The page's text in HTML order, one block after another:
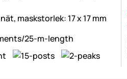
maskstorlek: 17 x 17 mm